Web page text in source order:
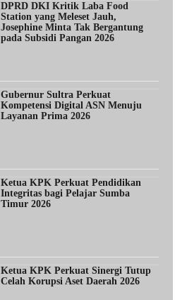
DPRD DKI Kritik Laba Food
Station yang Meleset Jauh,
Josephine Minta Tak Bergantung
pada Subsidi Pangan 2026
Gubernur Sultra Perkuat
Kompetensi Digital ASN Menuju
Layanan Prima 2026
Ketua KPK Perkuat Pendidikan
Integritas bagi Pelajar Sumba
Timur 2026
Ketua KPK Perkuat Sinergi Tutup
Celah Korupsi Aset Daerah 2026